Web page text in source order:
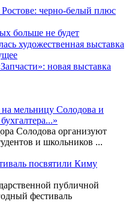
Ростове: черно-белый плюс
больше не будет
художественная выставка
новая выставка
мельницу Солодова и
Солодова организуют
и школьников ...
посвятили Киму
публичной
фестиваль